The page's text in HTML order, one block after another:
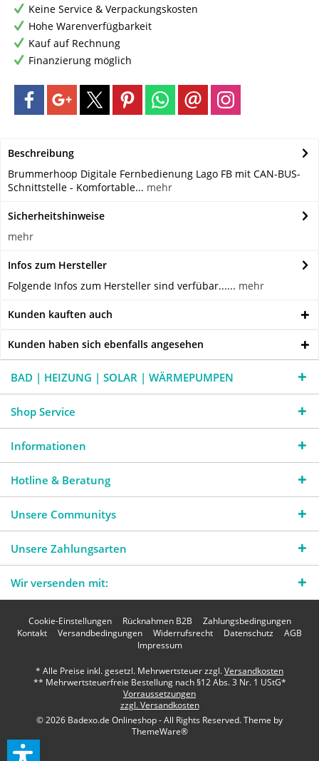
Keine Service & Verpackungskosten
Hohe Warenverfügbarkeit
Kauf auf Rechnung
Finanzierung möglich
Beschreibung
Brummerhoop Digitale Fernbedienung Lago FB mit CAN-BUS-
Schnittstelle - Komfortable... mehr
Sicherheitshinweise
mehr
Infos zum Hersteller
Folgende Infos zum Hersteller sind verfübar...... mehr
Kunden kauften auch
Kunden haben sich ebenfalls angesehen
BAD | HEIZUNG | SOLAR | WÄRMEPUMPEN
Shop Service
Informationen
Hotline & Beratung
Unsere Communitys
Unsere Zahlungsarten
Wir versenden mit:
Cookie-Einstellungen Rücknahmen B2B
Zahlungsbedingungen
Kontakt
Versandbedingungen Widerrufsrecht Datenschutz
AGB
Impressum
* Alle Preise inkl. gesetzl. Mehrwertsteuer zzgl.Versandkosten
** Mehrwertsteuerfreie Bestellung nach §12 Abs. 3 Nr. 1 UStG*
Vorraussetzungen
zzgl. Versandkosten
© 2026 Badexo.de Onlineshop - All Rights Reserved. Theme by
ThemeWare®